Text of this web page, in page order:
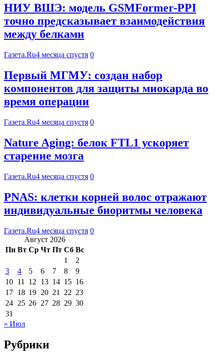
НИУ ВШЭ: модель GSMFormer-PPI
точно предсказывает взаимодействия
между белками
Газета.Ru4 месяца спустя 0
Первый МГМУ: создан набор
компонентов для защиты миокарда во
время операции
Газета.Ru4 месяца спустя 0
Nature Aging: белок FTL1 ускоряет
старение мозга
Газета.Ru4 месяца спустя 0
PNAS: клетки корней волос отражают
индивидуальные биоритмы человека
Газета.Ru4 месяца спустя 0
Август 2026
Пн Вт Ср Чт Пт Сб Вс
1
2
3
4 5 6 7 8
9
10 11 12 13 14 15 16
17 18 19 20 21 22 23
24 25 26 27 28 29 30
31
« Июл
Рубрики